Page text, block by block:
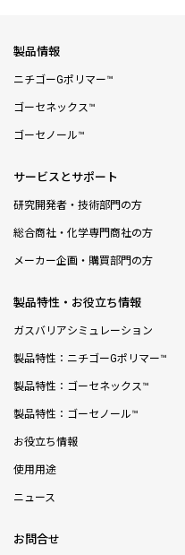
製品情報
ニチゴーGポリマー™
ゴーセネックス™
ゴーセノール™
サービスとサポート
研究開発者・技術部門の方
総合商社・化学専門商社の方
メーカー企画・購買部門の方
製品特性・お役立ち情報
ガスバリアシミュレーション
製品特性：ニチゴーGポリマー™
製品特性：ゴーセネックス™
製品特性：ゴーセノール™
お役立ち情報
使用用途
ニュース
お問合せ